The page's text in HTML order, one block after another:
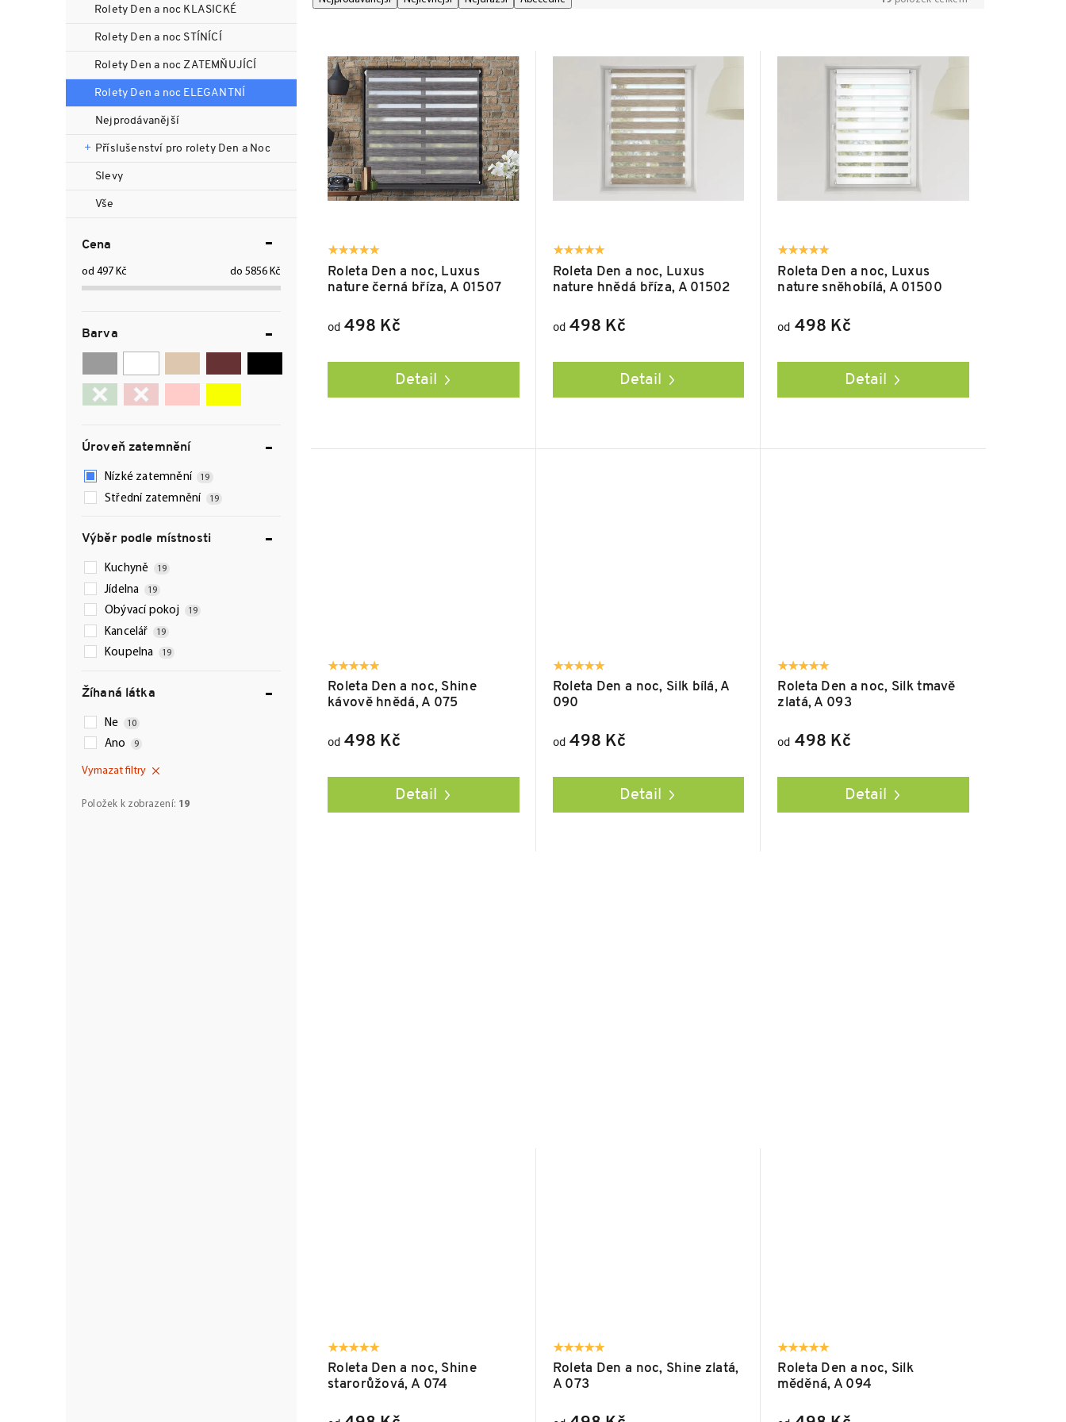
a
Rolety Den a noc KLASICKÉ
Rolety Den a noc STÍNÍCÍ
Rolety Den a noc ZATEMŇUJÍCÍ
Rolety Den a noc ELEGANTNÍ
Nejprodávanější
Příslušenství pro rolety Den a Noc
Slevy
Vše
Cena
497 Kč 5856 Kč
Barva
Úroveň zatemnění
Nízké zatemnění 19
Střední zatemnění 19
Výběr podle místnosti
Kuchyně 19
Jídelna 19
Obývací pokoj 19
Kancelář 19
Koupelna 19
Žíhaná látka
Ne 10
Ano 9
Vymazat filtry
Položek k zobrazení: 19
Roleta Den a noc, Luxus
nature černá bříza, A 01507
od 498 Kč
Detail
Roleta Den a noc, Luxus
nature hnědá bříza, A 01502
od498 Kč
Detail
Roleta Den a noc, Luxus
nature sněhobílá, A 01500
od 498 Kč
Detail
Roleta Den a noc, Shine
kávově hnědá, A 075
od 498 Kč
Detail
Roleta Den a noc, Silk bílá, A
090
od498 Kč
Detail
Roleta Den a noc, Silk tmavě
zlatá, A 093
od 498 Kč
Detail
Roleta Den a noc, Shine
starorůžová, A 074
Roleta Den a noc, Shine zlatá,
A 073
Roleta Den a noc, Silk
měděná, A 094